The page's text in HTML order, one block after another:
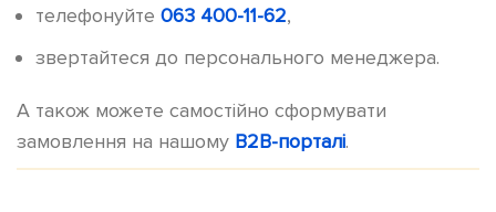
телефонуйте 063 400-11-62,
звертайтеся до персонального менеджера.
А також можете самостійно сформувати
замовлення на нашому B2B-порталі.